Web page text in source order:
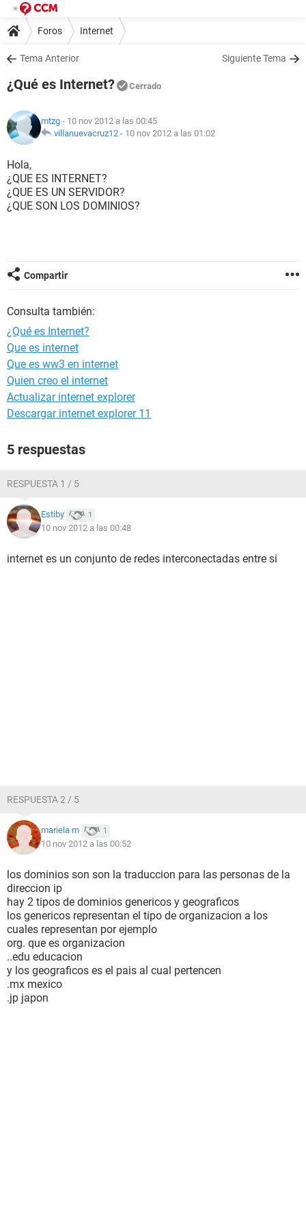
Foros Internet
Tema Anterior Siguiente Tema
¿Qué es Internet? Cerrado
mtzg - 10 nov 2012 a las 00:45
villanuevacruz12 - 10 nov 2012 a las 01:02
Hola,
¿QUE ES INTERNET?
¿QUE ES UN SERVIDOR?
¿QUE SON LOS DOMINIOS?
Compartir
Consulta también:
¿Qué es Internet?
Que es internet
Que es ww3 en internet
Quien creo el internet
Actualizar internet explorer
Descargar internet explorer 11
5 respuestas
RESPUESTA 1 / 5
Estiby 1
10 nov 2012 a las 00:48
internet es un conjunto de redes interconectadas entre si
RESPUESTA 2 / 5
mariela m 1
10 nov 2012 a las 00:52
los dominios son son la traduccion para las personas de la
direccion ip
hay 2 tipos de dominios genericos y geograficos
los genericos representan el tipo de organizacion a los
cuales representan por ejemplo
org. que es organizacion
..edu educacion
y los geograficos es el pais al cual pertencen
.mx mexico
.jp japon